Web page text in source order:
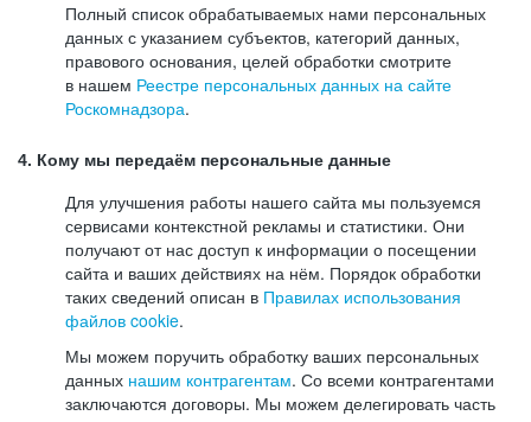
Полный список обрабатываемых нами персональных
данных с указанием субъектов, категорий данных,
правового основания, целей обработки смотрите
в нашем Реестре персональных данных на сайте
Роскомнадзора.
4. Кому мы передаём персональные данные
Для улучшения работы нашего сайта мы пользуемся
сервисами контекстной рекламы и статистики. Они
получают от нас доступ к информации о посещении
сайта и ваших действиях на нём. Порядок обработки
таких сведений описан в Правилах использования
файлов cookie.
Мы можем поручить обработку ваших персональных
данных нашим контрагентам. Со всеми контрагентами
заключаются договоры. Мы можем делегировать часть